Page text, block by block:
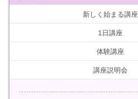
新しく始まる講座
1日講座
体験講座
講座説明会